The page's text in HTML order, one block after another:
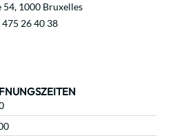
54, 1000 Bruxelles
475 26 40 38